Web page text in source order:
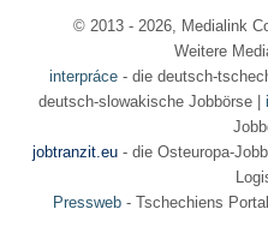
© 2013 - 2026, Medialink
Weitere
interpráce- die deutsch-
deutsch-slowakische Jobbörse |
jobtranzit.eu- die Osteuropa-
Pressweb- Tschechiens